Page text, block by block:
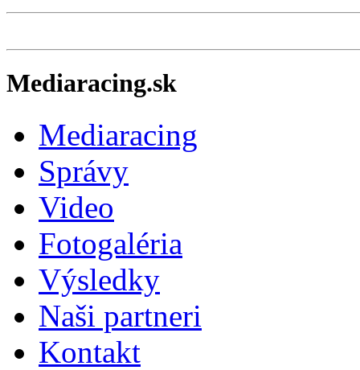
Mediaracing.sk
Mediaracing
Správy
Video
Fotogaléria
Výsledky
Naši partneri
Kontakt